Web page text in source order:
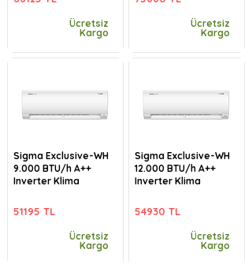
Ücretsiz
Kargo
Sigma Exclusive-WH
9.000 BTU/h A++
Inverter Klima
51195 TL
Ücretsiz
Kargo
Ücretsiz
Kargo
Sigma Exclusive-WH
12.000 BTU/h A++
Inverter Klima
54930 TL
Ücretsiz
Kargo